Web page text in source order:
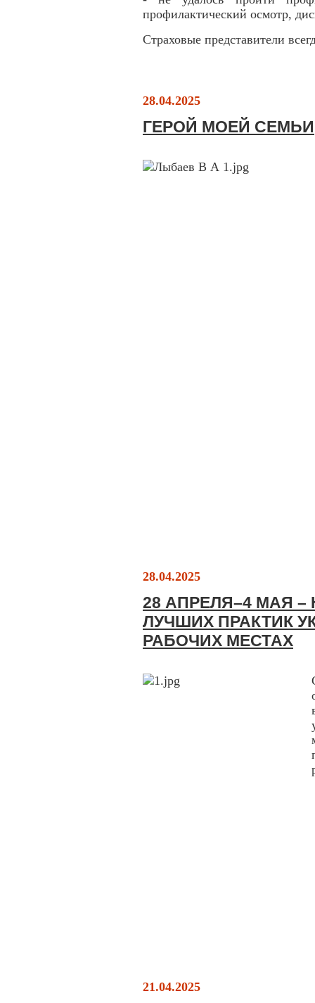
профилактический осмотр,
Страховые представители
28.04.2025
ГЕРОЙ МОЕЙ СЕМЬИ
28.04.2025
28 АПРЕЛЯ–4 МАЯ
ЛУЧШИХ ПРАКТИК
РАБОЧИХ МЕСТАХ
21.04.2025